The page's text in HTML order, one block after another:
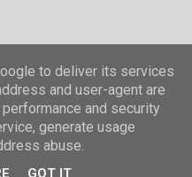
Blogger
to deliver its services
and user-agent are
and security
generate usage
abuse.
GOT IT